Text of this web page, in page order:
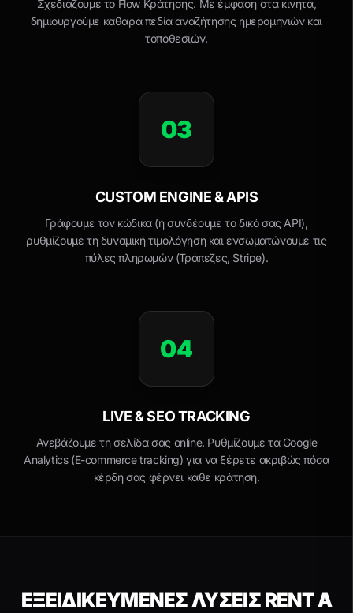
Σχεδιάζουμε το Flow Κράτησης. Με έμφαση στα κινητά,
δημιουργούμε καθαρά πεδία αναζήτησης ημερομηνιών και
τοποθεσιών.
03
CUSTOM ENGINE & APIS
Γράφουμε τον κώδικα (ή συνδέουμε το δικό σας API),
ρυθμίζουμε τη δυναμική τιμολόγηση και ενσωματώνουμε τις
πύλες πληρωμών (Τράπεζες, Stripe).
04
LIVE & SEO TRACKING
Ανεβάζουμε τη σελίδα σας online. Ρυθμίζουμε τα Google
Analytics (E-commerce tracking) για να ξέρετε ακριβώς πόσα
κέρδη σας φέρνει κάθε κράτηση.
ΕΞΕΙΔΙΚΕΥΜΕΝΕΣ ΛΥΣΕΙΣ RENT A